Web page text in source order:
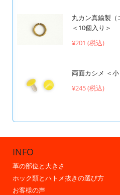
丸カン真鍮製（
＜10個入り＞
¥201 (税込)
両面カシメ ＜小
¥245 (税込)
INFO
革の部位と大きさ
ホック類とハトメ抜きの選び方
お客様の声